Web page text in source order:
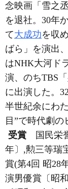
念映画「雪之
を退社。30年
て大成功を収
ばら」を演出
はNHK大河ド
演、のちTBS「
に出演した。
半世紀余にわ
目”で時代劇の
受賞
国民栄
年〕,勲三等瑞
賞(第4回 昭28
演男優賞〔昭